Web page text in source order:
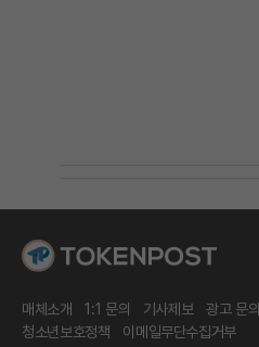
매체소개 1:1 문의 기사제보 광고 문의
청소년보호정책
이메일무단수집거부